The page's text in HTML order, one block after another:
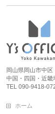
岡山県岡山市中区
中国・四国・近
TEL 090-9418-
ホーム